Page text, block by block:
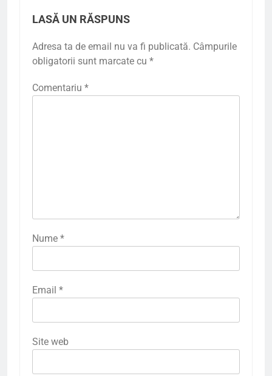
LASĂ UN RĂSPUNS
Adresa ta de email nu va fi publicată. Câmpurile
obligatorii sunt marcate cu *
Comentariu *
Nume *
Email *
Site web